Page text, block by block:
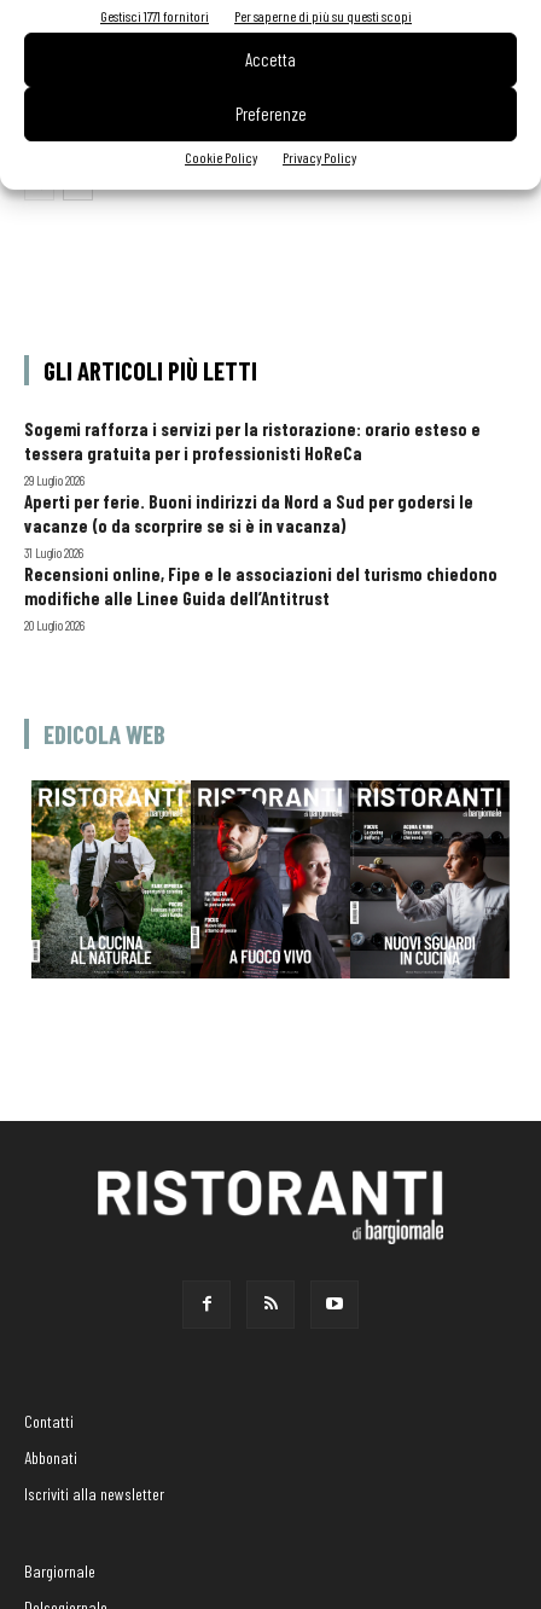
Gestisci 1771 fornitori Per saperne di più su questi scopi
Accetta
Preferenze
Cookie Policy Privacy Policy
Morellino del Cuore 2026: selezionati i dieci vini
GLI ARTICOLI PIÙ LETTI
Sogemi rafforza i servizi per la ristorazione: orario esteso e
tessera gratuita per i professionisti HoReCa
29 Luglio 2026
Aperti per ferie. Buoni indirizzi da Nord a Sud per godersi le
vacanze (o da scorprire se si è in vacanza)
31 Luglio 2026
Recensioni online, Fipe e le associazioni del turismo chiedono
modifiche alle Linee Guida dell’Antitrust
20 Luglio 2026
EDICOLA WEB
Contatti
Abbonati
Iscriviti alla newsletter
Bargiornale